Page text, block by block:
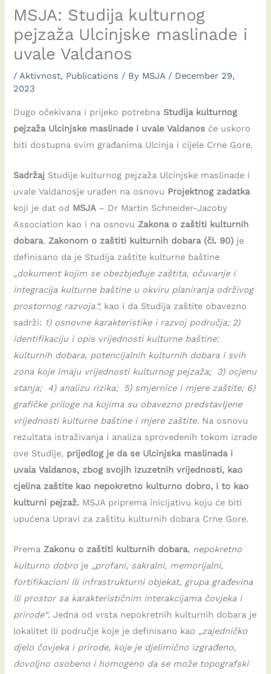
MSJA: Studija kulturnog
pejzaža Ulcinjske maslinade i
uvale Valdanos
/Aktivnost, Publications / By MSJA / December 29,
2023
Dugo očekivana i prijeko potrebnaStudija kulturnog
pejzaža Ulcinjske maslinade i uvale Valdanos će uskoro
biti dostupna svim građanima Ulcinja i cijele Crne Gore.
Sadržaj Studije kulturnog pejzaža Ulcinjske maslinade i
uvale Valdanosje urađen na osnovu Projektnog zadatka
koji je dat od MSJA – Dr Martin Schneider-Jacoby
Association kao i na osnovuZakona o zaštiti kulturnih
dobara.Zakonom o zaštiti kulturnih dobara (čl. 90) je
definisano da je Studija zaštite kulturne baštine
„dokument kojim se obezbjeđuje zaštita, očuvanje i
integracija kulturne baštine u okviru planiranja održivog
prostornog razvoja.“, kao i da Studija zaštite obavezno
sadrži: 1) osnovne karakteristike i razvoj područja; 2)
identifikaciju i opis vrijednosti kulturne baštine:
kulturnih dobara, potencijalnih kulturnih dobara i svih
zona koje imaju vrijednosti kulturnog pejzaža; 3) ocjenu
stanja; 4) analizu rizika; 5) smjernice i mjere zaštite; 6)
grafičke priloge na kojima su obavezno predstavljene
vrijednosti kulturne baštine i mjere zaštite. Na osnovu
rezultata istraživanja i analiza sprovedenih tokom izrade
ove Studije, prijedlog je da se Ulcinjska maslinada i
uvala Valdanos, zbog svojih izuzetnih vrijednosti, kao
cjelina zaštite kao nepokretno kulturno dobro, i to kao
kulturni pejzaž. MSJA priprema inicijativu koju će biti
upućena Upravi za zaštitu kulturnih dobara Crne Gore.
PremaZakonu o zaštiti kulturnih dobara, nepokretno
kulturno dobro je „profani, sakralni, memorijalni,
fortifikacioni ili infrastrukturni objekat, grupa građevina
ili prostor sa karakterističnim interakcijama čovjeka i
prirode“. Jedna od vrsta nepokretnih kulturnih dobara je
lokalitet ili područje koje je definisano kao „zajedničko
djelo čovjeka i prirode, koje je djelimično izgrađeno,
dovoljno osobeno i homogeno da se može topografski